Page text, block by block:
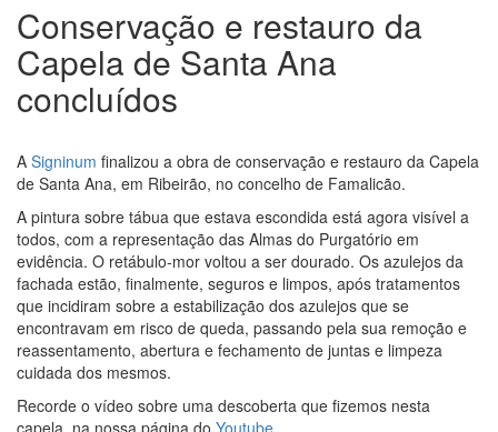
Conservação e restauro da
Capela de Santa Ana
concluídos
A Signinum finalizou a obra de conservação e restauro da Capela
de Santa Ana, em Ribeirão, no concelho de Famalicão.
A pintura sobre tábua que estava escondida está agora visível a
todos, com a representação das Almas do Purgatório em
evidência. O retábulo-mor voltou a ser dourado. Os azulejos da
fachada estão, finalmente, seguros e limpos, após tratamentos
que incidiram sobre a estabilização dos azulejos que se
encontravam em risco de queda, passando pela sua remoção e
reassentamento, abertura e fechamento de juntas e limpeza
cuidada dos mesmos.
Recorde o vídeo sobre uma descoberta que fizemos nesta